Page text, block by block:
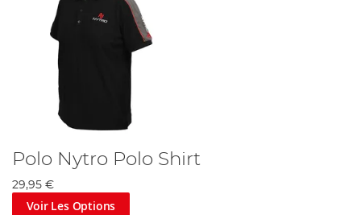
Polo Nytro Polo Shirt
29,95 €
Voir Les Options